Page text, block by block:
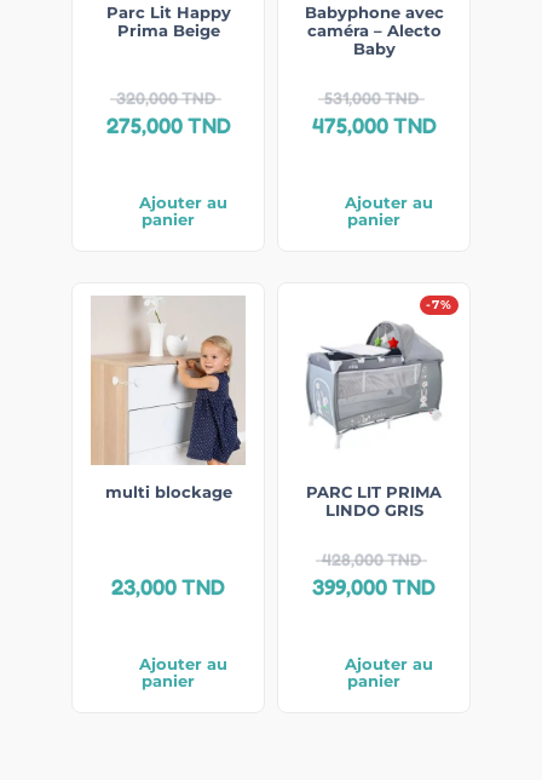
Parc Lit Happy
Prima Beige
320,000TND
275,000TND
Ajouter au
panier
Babyphone avec
caméra – Alecto
Baby
531,000TND
475,000TND
Ajouter au
panier
multi blockage
23,000TND
Ajouter au
panier
-7%
PARC LIT PRIMA
LINDO GRIS
428,000TND
399,000TND
Ajouter au
panier